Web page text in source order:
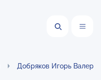
Добряков Игорь